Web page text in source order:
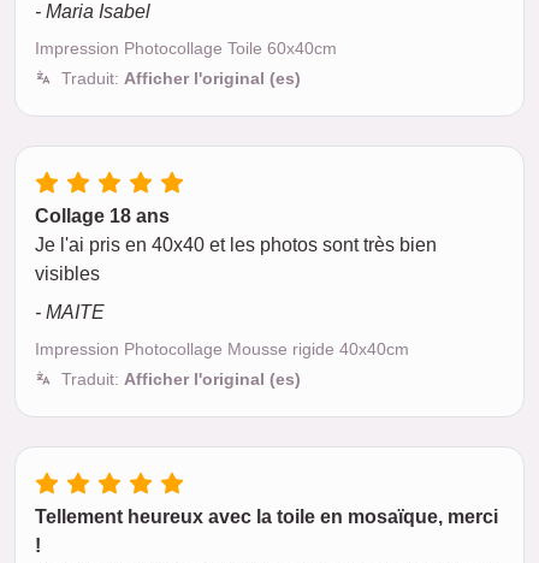
- Maria Isabel
Impression Photocollage Toile 60x40cm
Traduit: Afficher l'original (es)
Collage 18 ans
Je l'ai pris en 40x40 et les photos sont très bien
visibles
- MAITE
Impression Photocollage Mousse rigide 40x40cm
Traduit: Afficher l'original (es)
Tellement heureux avec la toile en mosaïque, merci
!